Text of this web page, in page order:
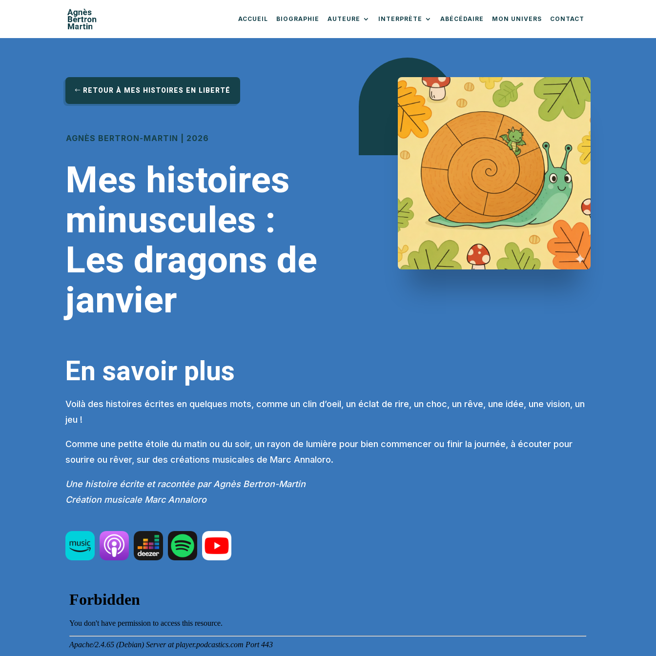
ACCUEIL BIOGRAPHIE AUTEURE INTERPRÈTE ABÉCÉDAIRE MON UNIVERS CONTACT
RETOUR À MES HISTOIRES EN LIBERTÉ
AGNÈS BERTRON-MARTIN | 2026
Mes histoires
minuscules :
Les dragons de
janvier
En savoir plus
Voilà des histoires écrites en quelques mots, comme un clin d’oeil, un éclat de rire, un choc, un rêve, une idée, une vision, un
jeu !
Comme une petite étoile du matin ou du soir, un rayon de lumière pour bien commencer ou finir la journée, à écouter pour
sourire ou rêver, sur des créations musicales de Marc Annaloro.
Une histoire écrite et racontée par Agnès Bertron-Martin
Création musicale Marc Annaloro